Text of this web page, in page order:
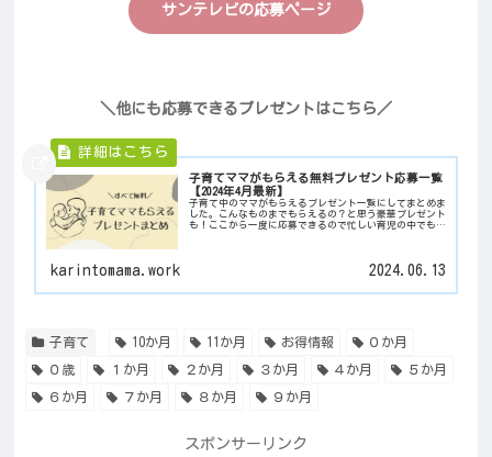
サンテレビの応募ページ
＼他にも応募できるプレゼントはこちら／
子育てママがもらえる無料プレゼント応募一覧
【2024年4月最新】
子育て中のママがもらえるプレゼント一覧にしてまとめま
した。こんなものまでもらえるの？と思う豪華プレゼント
も！ここから一度に応募できるので忙しい育児の中でもラ
karintomama.work 2024.06.13
子育て 10か月 11か月 お得情報 ０か月
０歳 １か月 ２か月 ３か月 ４か月 ５か月
６か月 ７か月 ８か月 ９か月
スポンサーリンク